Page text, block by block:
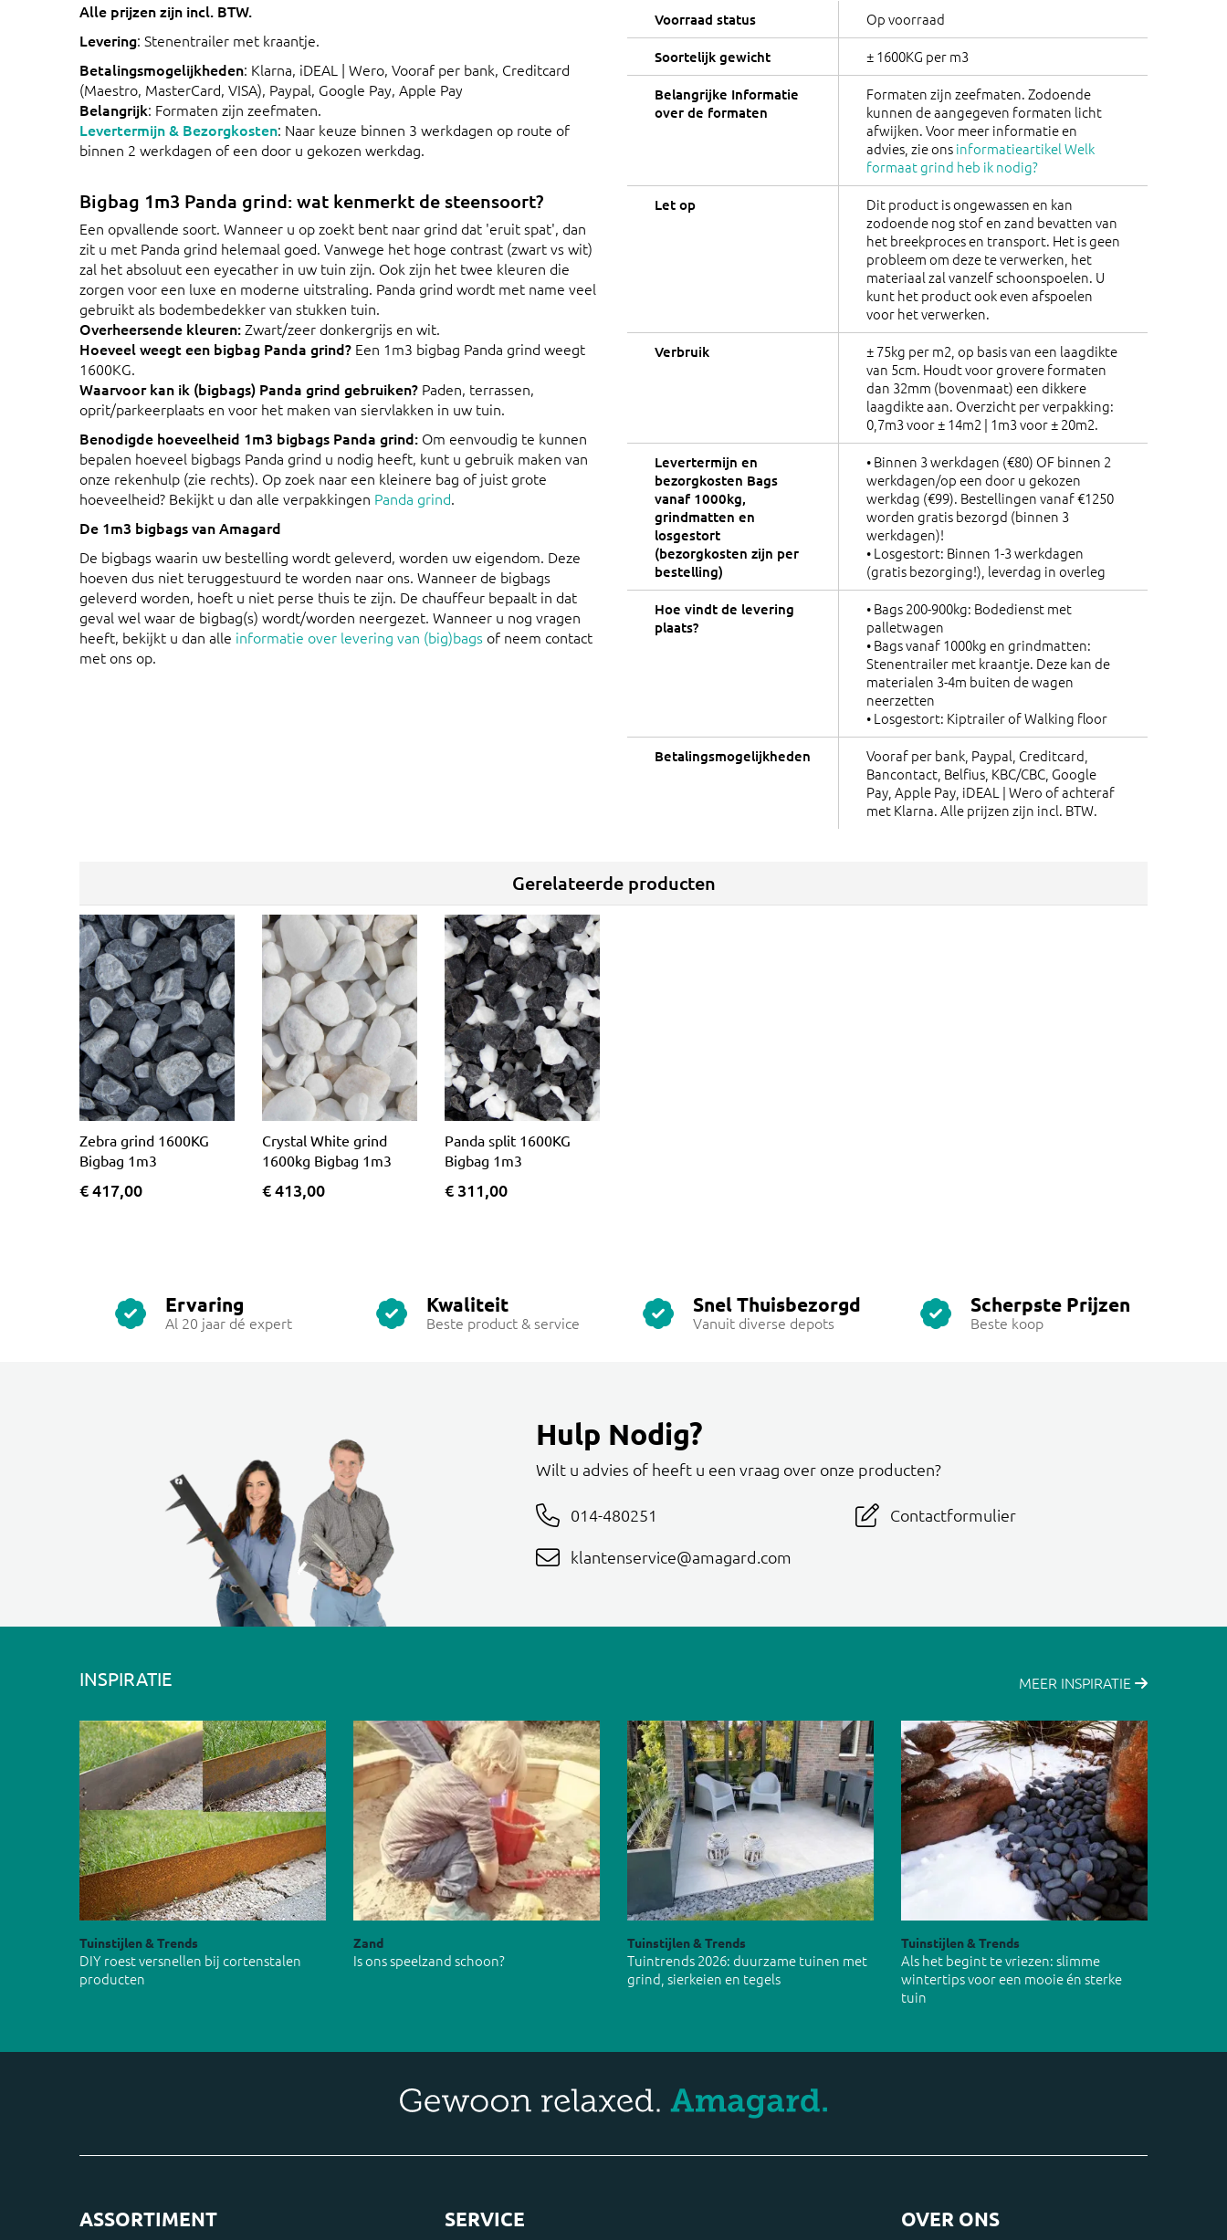
Alle prijzen zijn incl. BTW.
Levering: Stenentrailer met kraantje.
Betalingsmogelijkheden: Klarna, iDEAL | Wero, Vooraf per bank, Creditcard
(Maestro, MasterCard, VISA), Paypal, Google Pay, Apple Pay
Belangrijk: Formaten zijn zeefmaten.
Levertermijn & Bezorgkosten: Naar keuze binnen 3 werkdagen op route of
binnen 2 werkdagen of een door u gekozen werkdag.
Bigbag 1m3 Panda grind: wat kenmerkt de steensoort?
Een opvallende soort. Wanneer u op zoekt bent naar grind dat 'eruit spat', dan
zit u met Panda grind helemaal goed. Vanwege het hoge contrast (zwart vs wit)
zal het absoluut een eyecather in uw tuin zijn. Ook zijn het twee kleuren die
zorgen voor een luxe en moderne uitstraling. Panda grind wordt met name veel
gebruikt als bodembedekker van stukken tuin.
Overheersende kleuren:Zwart/zeer donkergrijs en wit.
Hoeveel weegt een bigbag Panda grind? Een 1m3 bigbag Panda grind weegt
1600KG.
Waarvoor kan ik (bigbags) Panda grind gebruiken? Paden, terrassen,
oprit/parkeerplaats en voor het maken van siervlakken in uw tuin.
Benodigde hoeveelheid 1m3 bigbags Panda grind: Om eenvoudig te kunnen
bepalen hoeveel bigbags Panda grind u nodig heeft, kunt u gebruik maken van
onze rekenhulp (zie rechts). Op zoek naar een kleinere bag of juist grote
hoeveelheid? Bekijkt u dan alle verpakkingen Panda grind.
De 1m3 bigbags van Amagard
De bigbags waarin uw bestelling wordt geleverd, worden uw eigendom. Deze
hoeven dus niet teruggestuurd te worden naar ons. Wanneer de bigbags
geleverd worden, hoeft u niet perse thuis te zijn. De chauffeur bepaalt in dat
geval wel waar de bigbag(s) wordt/worden neergezet. Wanneer u nog vragen
heeft, bekijkt u dan alle informatie over levering van (big)bags of neem contact
met ons op.
Voorraad status Op voorraad
Soortelijk gewicht ± 1600KG per m3
Belangrijke Informatie
over de formaten
Formaten zijn zeefmaten. Zodoende
kunnen de aangegeven formaten licht
afwijken. Voor meer informatie en
advies, zie onsinformatieartikel Welk
formaat grind heb ik nodig?
Let op
Dit product is ongewassen en kan
zodoende nog stof en zand bevatten van
het breekproces en transport. Het is geen
probleem om deze te verwerken, het
materiaal zal vanzelf schoonspoelen. U
kunt het product ook even afspoelen
voor het verwerken.
Verbruik
± 75kg per m2, op basis van een laagdikte
van 5cm. Houdt voor grovere formaten
dan 32mm (bovenmaat) een dikkere
laagdikte aan. Overzicht per verpakking:
0,7m3 voor ± 14m2 | 1m3 voor ± 20m2.
Levertermijn en
bezorgkosten Bags
vanaf 1000kg,
grindmatten en
losgestort
(bezorgkosten zijn per
bestelling)
• Binnen 3 werkdagen (€80) OF binnen 2
werkdagen/op een door u gekozen
werkdag (€99). Bestellingen vanaf €1250
worden gratis bezorgd (binnen 3
werkdagen)!
• Losgestort: Binnen 1-3 werkdagen
(gratis bezorging!), leverdag in overleg
Hoe vindt de levering
plaats?
• Bags 200-900kg: Bodedienst met
palletwagen
• Bags vanaf 1000kg en grindmatten:
Stenentrailer met kraantje. Deze kan de
materialen 3-4m buiten de wagen
neerzetten
• Losgestort: Kiptrailer of Walking floor
Betalingsmogelijkheden
Vooraf per bank, Paypal, Creditcard,
Bancontact, Belfius, KBC/CBC, Google
Pay, Apple Pay, iDEAL | Wero of achteraf
met Klarna. Alle prijzen zijn incl. BTW.
Gerelateerde producten
Zebra grind 1600KG
Bigbag 1m3
€ 417,00
Crystal White grind
1600kg Bigbag 1m3
€ 413,00
Panda split 1600KG
Bigbag 1m3
€ 311,00
Ervaring
Al 20 jaar dé expert
Kwaliteit
Beste product & service
Snel Thuisbezorgd
Vanuit diverse depots
Scherpste Prijzen
Beste koop
Hulp Nodig?
Wilt u advies of heeft u een vraag over onze producten?
014-480251
klantenservice@amagard.com
Contactformulier
INSPIRATIE MEER INSPIRATIE
Tuinstijlen & Trends
DIY roest versnellen bij cortenstalen
producten
Zand
Is ons speelzand schoon?
Tuinstijlen & Trends
Tuintrends 2026: duurzame tuinen met
grind, sierkeien en tegels
Tuinstijlen & Trends
Als het begint te vriezen: slimme
wintertips voor een mooie én sterke
tuin
ASSORTIMENT SERVICE OVER ONS